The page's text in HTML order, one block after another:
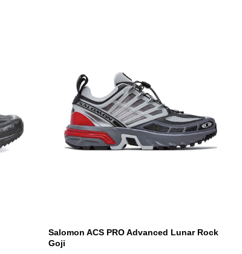
Salomon ACS PRO Advanced Lunar Rock
Goji